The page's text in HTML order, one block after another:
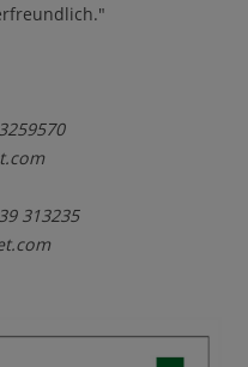
313235